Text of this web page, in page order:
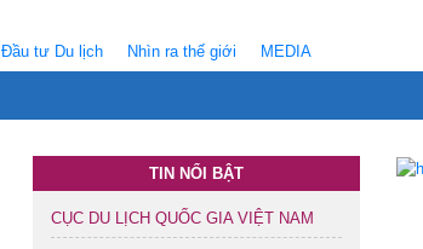
Ðầu tư Du lịch Nhìn ra thế giới MEDIA
TIN NỔI BẬT
CỤC DU LỊCH QUỐC GIA VIỆT NAM